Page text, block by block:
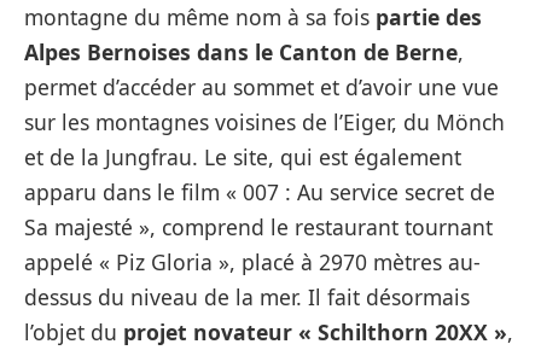
montagne du même nom à sa fois partie des
Alpes Bernoises dans le Canton de Berne,
permet d’accéder au sommet et d’avoir une vue
sur les montagnes voisines de l’Eiger, du Mönch
et de la Jungfrau. Le site, qui est également
apparu dans le film « 007 : Au service secret de
Sa majesté », comprend le restaurant tournant
appelé « Piz Gloria », placé à 2970 mètres au-
dessus du niveau de la mer. Il fait désormais
l’objet du projet novateur « Schilthorn 20XX »,